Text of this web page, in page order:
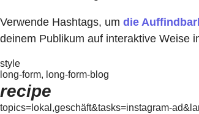
Verwende Hashtags, um die
deinem Publikum auf interaktive Weise
style
long-form, long-form-blog
recipe
topics=lokal,geschäft&tasks=instagram-